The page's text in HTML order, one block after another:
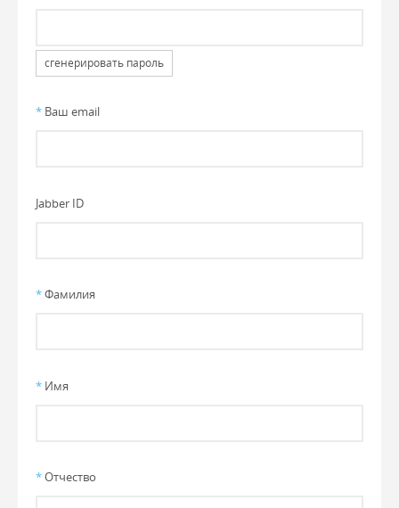
сгенерировать пароль
* Ваш email
Jabber ID
*Фамилия
* Имя
*Отчество